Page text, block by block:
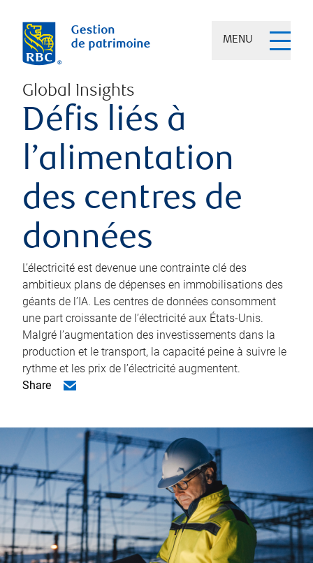
MENU
Global Insights
Défis liés à
l’alimentation
des centres de
données
L’électricité est devenue une contrainte clé des
ambitieux plans de dépenses en immobilisations des
géants de l’IA. Les centres de données consomment
une part croissante de l’électricité aux États-Unis.
Malgré l’augmentation des investissements dans la
production et le transport, la capacité peine à suivre le
rythme et les prix de l’électricité augmentent.
Share